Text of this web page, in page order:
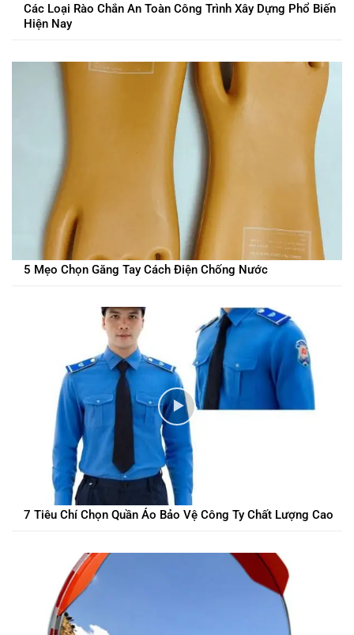
Các Loại Rào Chắn An Toàn Công Trình Xây Dựng Phổ Biến
Hiện Nay
5 Mẹo Chọn Găng Tay Cách Điện Chống Nước
7 Tiêu Chí Chọn Quần Áo Bảo Vệ Công Ty Chất Lượng Cao